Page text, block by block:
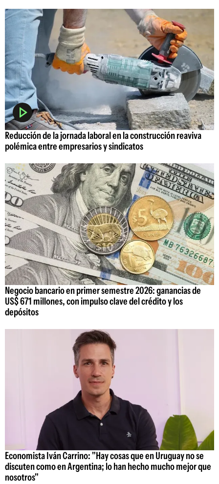
Reducción de la jornada laboral en la construcción reaviva
polémica entre empresarios y sindicatos
Negocio bancario en primer semestre 2026: ganancias de
US$ 671 millones, con impulso clave del crédito y los
depósitos
Economista Iván Carrino: "Hay cosas que en Uruguay no se
discuten como en Argentina; lo han hecho mucho mejor que
nosotros"